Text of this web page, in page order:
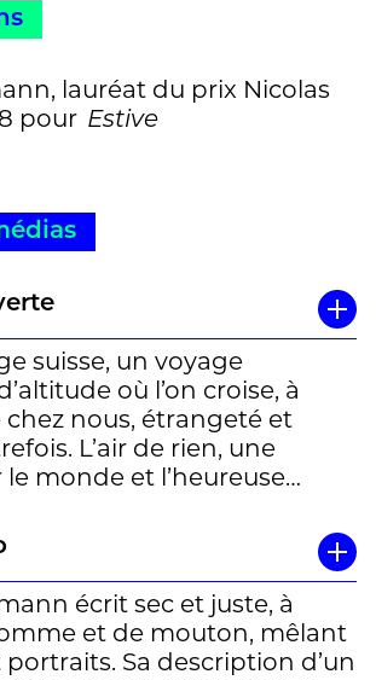
lauréat du prix Nicolas
pour Estive
suisse, un voyage
où l’on croise, à
chez nous, étrangeté et
L’air de rien, une
le monde et l’heureuse
cela dure le temps
» (Jean-Luc marty)
écrit sec et juste, à
et de mouton, mêlant
Sa description d’un